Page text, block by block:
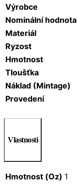
Výrobce
Nominální hodnota
Materiál
Ryzost
Hmotnost
Tloušťka
Náklad (Mintage)
Provedení
Vlastnosti
Hmotnost (Oz) 1